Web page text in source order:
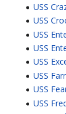
USS
USS
USS
USS
USS
USS
USS
USS